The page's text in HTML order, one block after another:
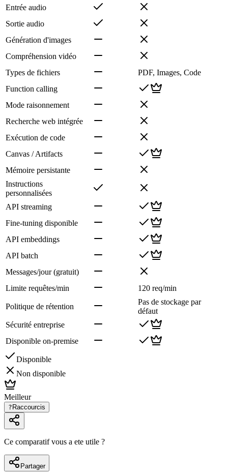
Entrée audio
Sortie audio
Génération d'images
Compréhension vidéo
Types de fichiers
PDF, Images, Code
Function calling
Mode raisonnement
Recherche web intégrée
Exécution de code
Canvas / Artifacts
Mémoire persistante
Instructions
personnalisées
API streaming
Fine-tuning disponible
API embeddings
API batch
Messages/jour (gratuit)
Limite requêtes/min
120 req/min
Politique de rétention
Pas de stockage par
défaut
Sécurité entreprise
Disponible on-premise
Disponible
Non disponible
Meilleur
? Raccourcis
Ce comparatif vous a ete utile ?
Partager